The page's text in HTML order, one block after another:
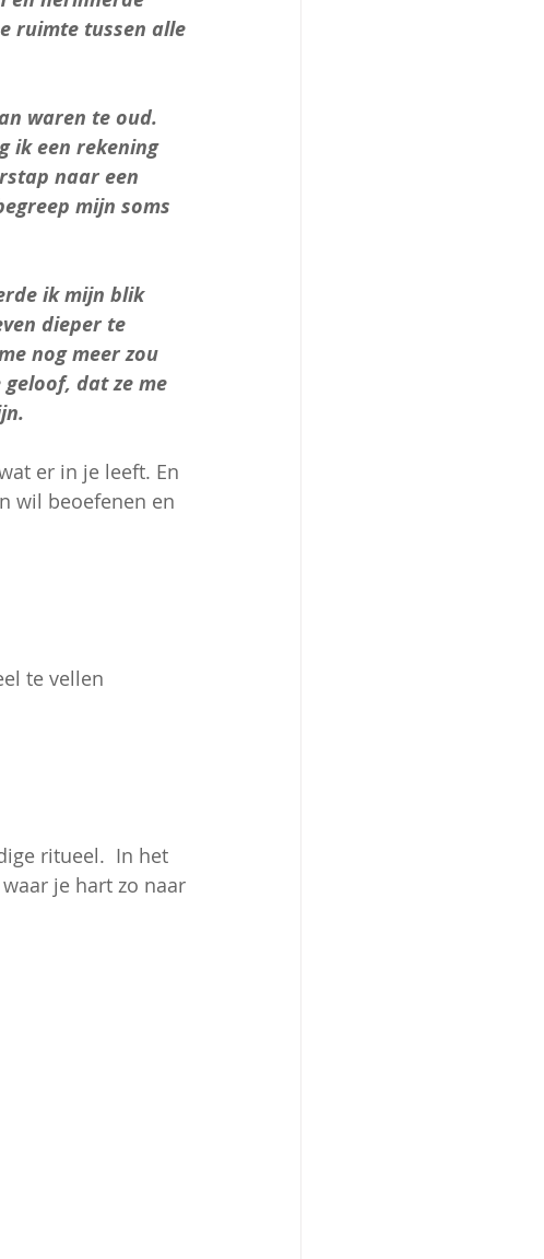
ruimte tussen alle
waren te oud.
ik een rekening
naar een
mijn soms
ik mijn blik
dieper te
nog meer zou
dat ze me
er in je leeft. En
wil beoefenen en
te vellen
ritueel.  In het
je hart zo naar